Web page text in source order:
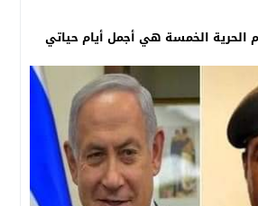
الحرية الخمسة هي أجمل أيام حياتي